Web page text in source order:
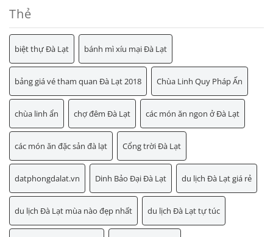
Thẻ
biệt thự Đà Lạt bánh mì xíu mại Đà Lạt
bảng giá vé tham quan Đà Lạt 2018 Chùa Linh Quy Pháp Ấn
chùa linh ẩn chợ đêm Đà Lạt các món ăn ngon ở Đà Lạt
các món ăn đặc sản đà lạt Cổng trời Đà Lạt
datphongdalat.vn Dinh Bảo Đại Đà Lạt du lịch Đà Lạt giá rẻ
du lịch Đà Lạt mùa nào đẹp nhất du lịch Đà Lạt tự túc